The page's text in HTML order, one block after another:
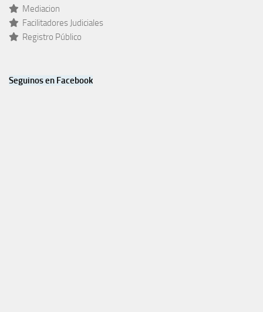
Mediacion
Facilitadores Judiciales
Registro Público
Seguinos en Facebook